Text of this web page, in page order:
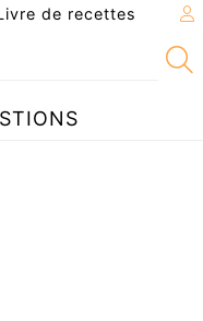
de recettes